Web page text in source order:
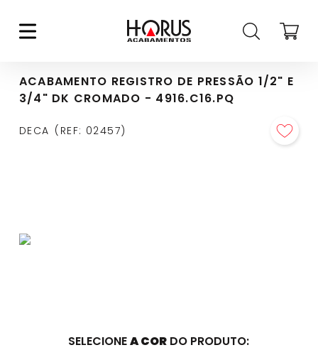
ACABAMENTO REGISTRO DE PRESSÃO 1/2" E
3/4" DK CROMADO - 4916.C16.PQ
DECA REF: 02457
SELECIONEA COR DO PRODUTO: